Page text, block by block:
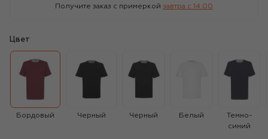
Получите заказ с примеркой завтра c 14:00
Цвет
Бордовый Черный Черный Белый
Темно-
синий